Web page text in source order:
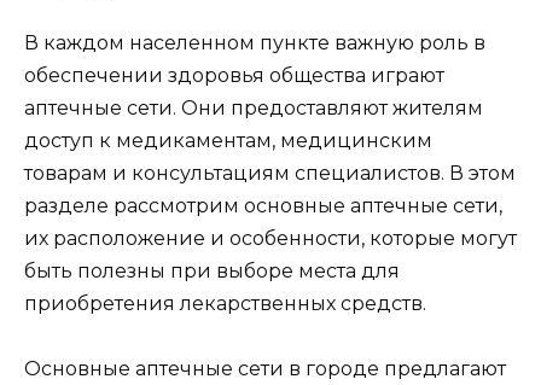
В каждом населенном пункте важную роль в
обеспечении здоровья общества играют
аптечные сети. Они предоставляют жителям
доступ к медикаментам, медицинским
товарам и консультациям специалистов. В этом
разделе рассмотрим основные аптечные сети,
их расположение и особенности, которые могут
быть полезны при выборе места для
приобретения лекарственных средств.
Основные аптечные сети в городе предлагают